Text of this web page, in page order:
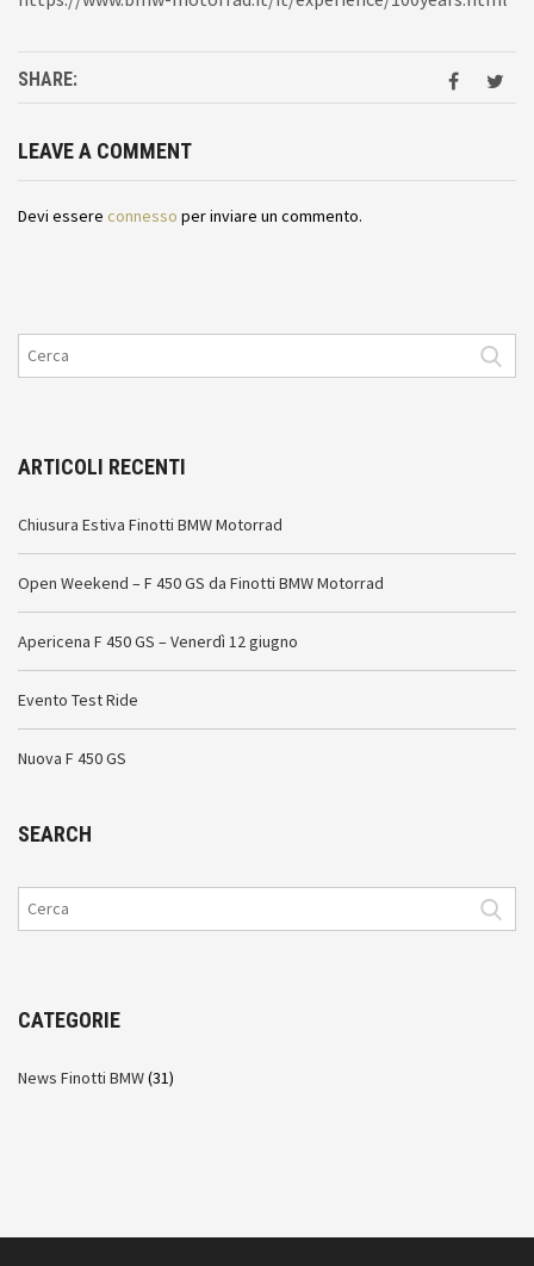
SHARE:
LEAVE A COMMENT
Devi essere connesso per inviare un commento.
ARTICOLI RECENTI
Chiusura Estiva Finotti BMW Motorrad
Open Weekend – F 450 GS da Finotti BMW Motorrad
Apericena F 450 GS – Venerdì 12 giugno
Evento Test Ride
Nuova F 450 GS
SEARCH
CATEGORIE
News Finotti BMW(31)